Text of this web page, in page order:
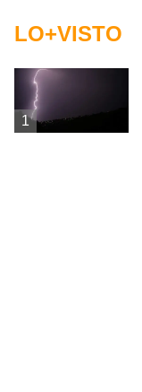
LO+VISTO
1